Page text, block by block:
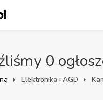
0
Elektronika i AGD